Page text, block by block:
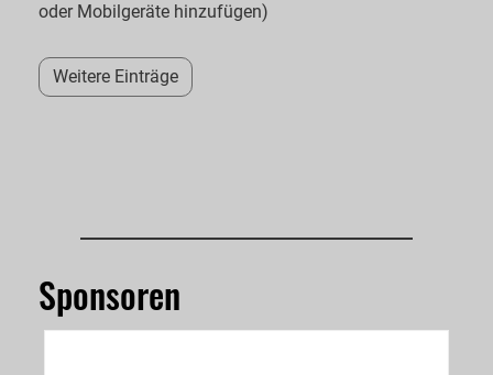
oder Mobilgeräte hinzufügen)
Weitere Einträge
Sponsoren